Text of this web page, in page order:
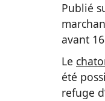
Publié
avant
Le
été
refuge